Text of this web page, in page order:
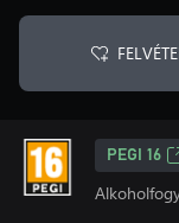
PEGI 16